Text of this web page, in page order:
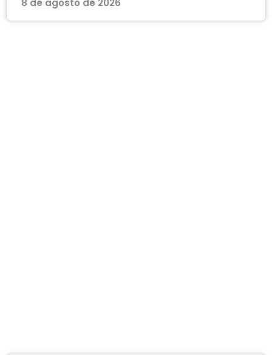
8 de agosto de 2026